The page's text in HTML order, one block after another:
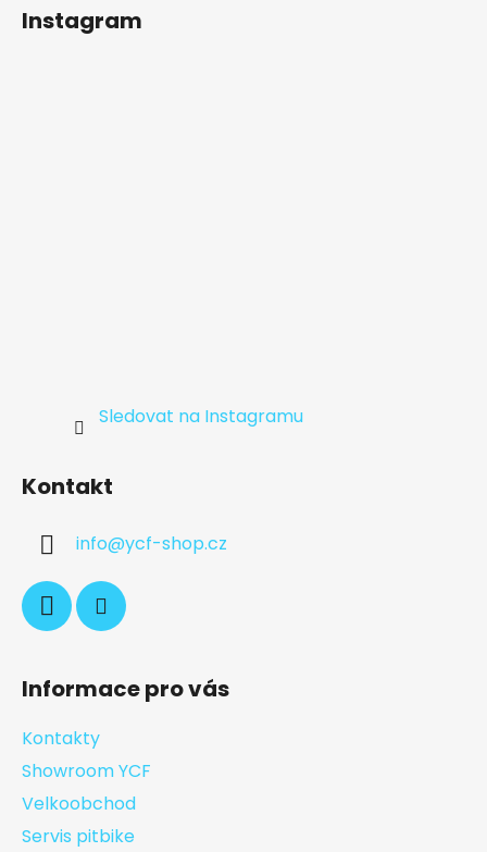
Instagram
Sledovat na Instagramu
Kontakt
info@ycf-shop.cz
Informace pro vás
Kontakty
Showroom YCF
Velkoobchod
Servis pitbike